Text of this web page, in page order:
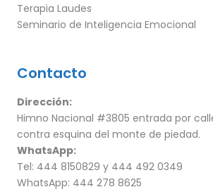
Terapia Laudes
Seminario de Inteligencia Emocional
Contacto
Dirección:
Himno Nacional #3805 entrada por
contra esquina del monte de piedad.
WhatsApp:
Tel: 444 8150829 y 444 492 0349
WhatsApp: 444 278 8625